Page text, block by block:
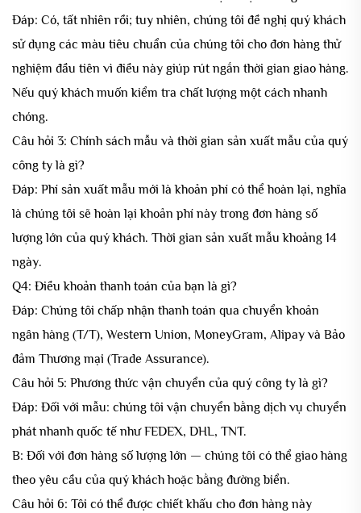
Đáp: Có, tất nhiên rồi; tuy nhiên, chúng tôi đề nghị quý khách
sử dụng các màu tiêu chuẩn của chúng tôi cho đơn hàng thử
nghiệm đầu tiên vì điều này giúp rút ngắn thời gian giao hàng.
Nếu quý khách muốn kiểm tra chất lượng một cách nhanh
chóng.
Câu hỏi 3: Chính sách mẫu và thời gian sản xuất mẫu của quý
công ty là gì?
Đáp: Phí sản xuất mẫu mới là khoản phí có thể hoàn lại, nghĩa
là chúng tôi sẽ hoàn lại khoản phí này trong đơn hàng số
lượng lớn của quý khách. Thời gian sản xuất mẫu khoảng 14
ngày.
Q4: Điều khoản thanh toán của bạn là gì?
Đáp: Chúng tôi chấp nhận thanh toán qua chuyển khoản
ngân hàng (T/T), Western Union, MoneyGram, Alipay và Bảo
đảm Thương mại (Trade Assurance).
Câu hỏi 5: Phương thức vận chuyển của quý công ty là gì?
Đáp: Đối với mẫu: chúng tôi vận chuyển bằng dịch vụ chuyển
phát nhanh quốc tế như FEDEX, DHL, TNT.
B: Đối với đơn hàng số lượng lớn — chúng tôi có thể giao hàng
theo yêu cầu của quý khách hoặc bằng đường biển.
Câu hỏi 6: Tôi có thể được chiết khấu cho đơn hàng này